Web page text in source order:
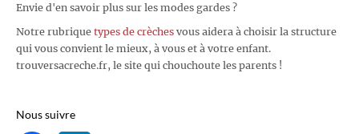
Envie d'en savoir plus sur les modes gardes ?
Notre rubrique types de crèches vous aidera à choisir la structure
qui vous convient le mieux, à vous et à votre enfant.
trouversacreche.fr, le site qui chouchoute les parents !
Nous suivre